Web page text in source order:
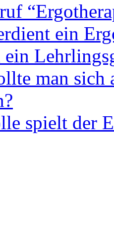
ein
man sich
spielt der